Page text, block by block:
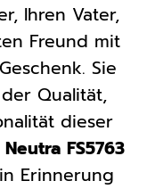
Ihren Vater,
Freund mit
Sie
Qualität,
dieser
FS5763
Erinnerung